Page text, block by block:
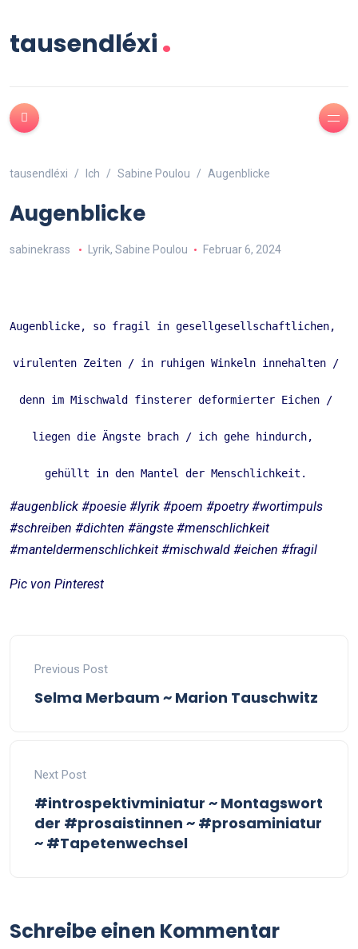
tausendléxi.
tausendléxi Ich Sabine Poulou Augenblicke
Augenblicke
sabinekrass Lyrik, Sabine Poulou Februar 6, 2024
Augenblicke, so fragil in gesellgesellschaftlichen,
virulenten Zeiten / in ruhigen Winkeln innehalten /
denn im Mischwald finsterer deformierter Eichen /
liegen die Ängste brach / ich gehe hindurch,
gehüllt in den Mantel der Menschlichkeit.
#augenblick #poesie #lyrik #poem #poetry #wortimpuls
#schreiben #dichten #ängste #menschlichkeit
#manteldermenschlichkeit #mischwald #eichen #fragil
Pic von Pinterest
Previous Post
Selma Merbaum ~ Marion Tauschwitz
Next Post
#introspektivminiatur ~ Montagswort
der #prosaistinnen ~ #prosaminiatur
~ #Tapetenwechsel
Schreibe einen Kommentar